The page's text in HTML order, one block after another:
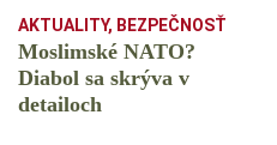
AKTUALITY, BEZPEČNOSŤ
Moslimské NATO?
Diabol sa skrýva v
detailoch